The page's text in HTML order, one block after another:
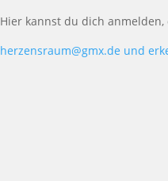
Hier kannst du dich
herzensraum@gmx.de und